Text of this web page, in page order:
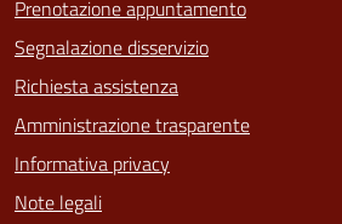
Prenotazione appuntamento
Segnalazione disservizio
Richiesta assistenza
Amministrazione trasparente
Informativa privacy
Note legali